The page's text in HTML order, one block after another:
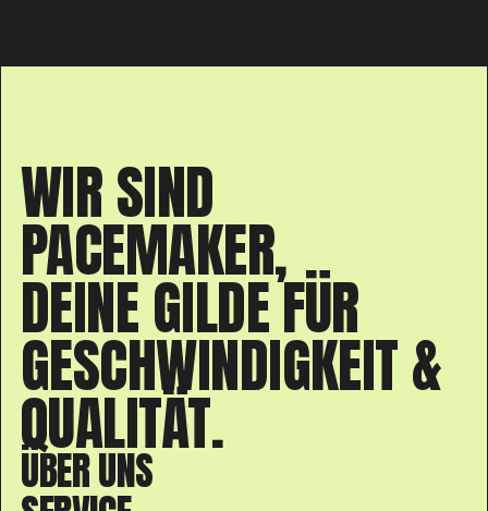
WIR SIND
PACEMAKER,
DEINE GILDE FÜR
GESCHWINDIGKEIT &
QUALITÄT.
ÜBER UNS